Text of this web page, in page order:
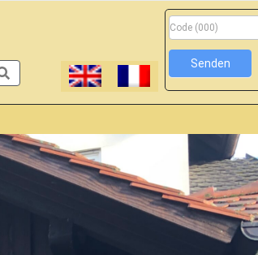
Schlossfenster“
Senden